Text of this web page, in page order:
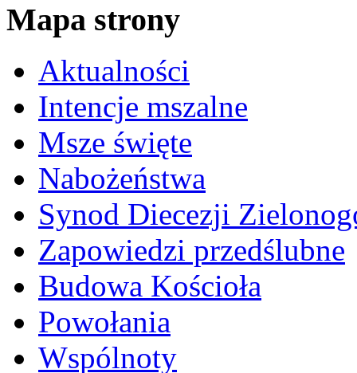
Mapa strony
Aktualności
Intencje mszalne
Msze święte
Nabożeństwa
Synod Diecezji
Zapowiedzi przedślubne
Budowa Kościoła
Powołania
Wspólnoty